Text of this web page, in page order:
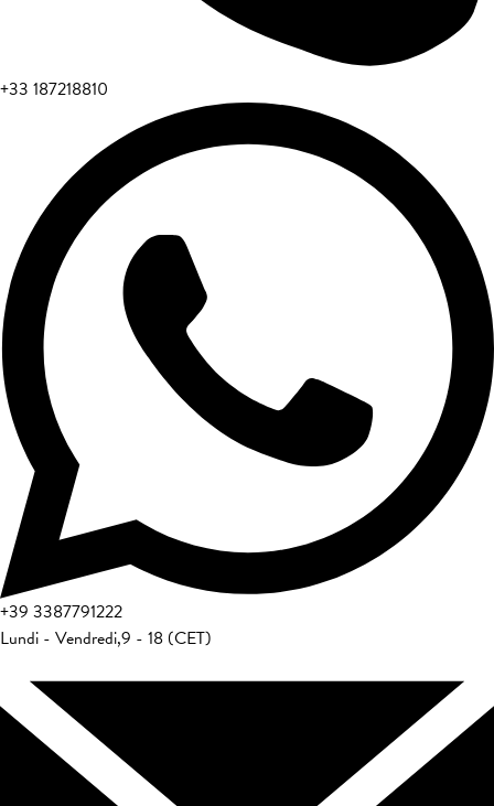
+33 187218810
+39 3387791222
Lundi - Vendredi,9 - 18 (CET)